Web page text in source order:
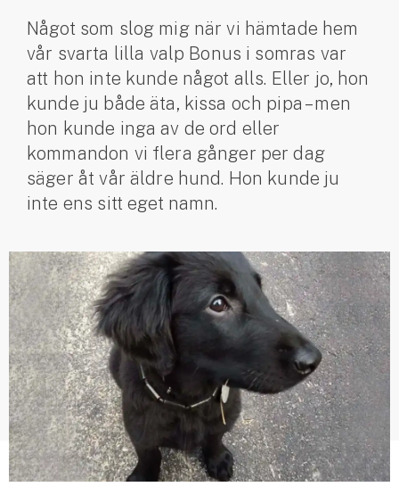
Fordon
Snöskoterförsäkring
ATV-försäkring
Släpvagnsförsäkring
Husvagnsförsäkring
Mc-försäkring
Märkesförsäkringar
Båt
Båtförsäkring
Märkesförsäkringar
Vattenskoterförsäkring
Något som slog mig när vi hämtade hem
vår svarta lilla valp Bonus i somras var
att hon inte kunde något alls. Eller jo, hon
kunde ju både äta, kissa och pipa – men
hon kunde inga av de ord eller
kommandon vi flera gånger per dag
säger åt vår äldre hund. Hon kunde ju
inte ens sitt eget namn.